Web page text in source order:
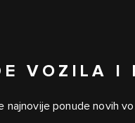
VOZILA I
najnovije ponude novih